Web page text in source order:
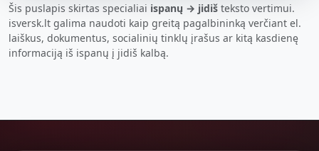
Šis puslapis skirtas specialiai ispanų → jidiš teksto vertimui.
isversk.lt galima naudoti kaip greitą pagalbininką verčiant el.
laiškus, dokumentus, socialinių tinklų įrašus ar kitą kasdienę
informaciją iš ispanų į jidiš kalbą.